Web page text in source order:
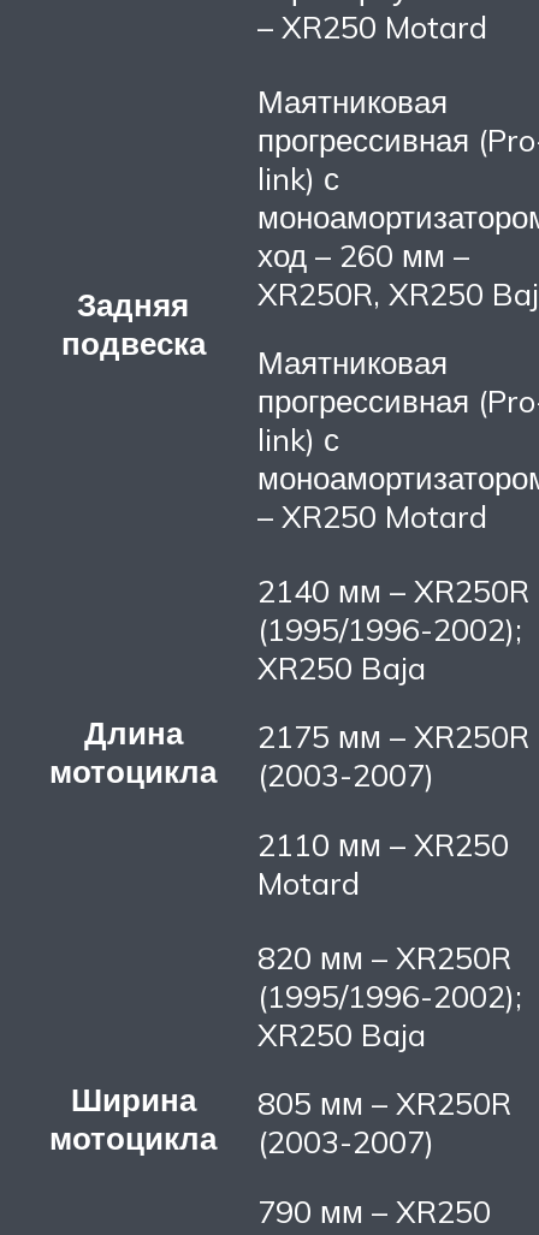
– XR250 Motard
Задняя
подвеска
Маятниковая
прогрессивная
link) с
ход – 260 мм –
XR250R, XR250
Маятниковая
прогрессивная
link) с
– XR250 Motard
Длина
мотоцикла
2140 мм – XR250R
(1995/1996-2002);
XR250 Baja
2175 мм – XR250R
(2003-2007)
2110 мм – XR250
Motard
Ширина
мотоцикла
820 мм – XR250R
(1995/1996-2002);
XR250 Baja
805 мм – XR250R
(2003-2007)
790 мм – XR250